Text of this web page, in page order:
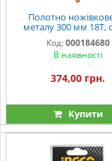
Полотно
металу 300 мм 18Т,
M2+D6A (5 од.)
INDUSTRIAL
Код: 000184680
В наявності
374,00 грн.
Купити